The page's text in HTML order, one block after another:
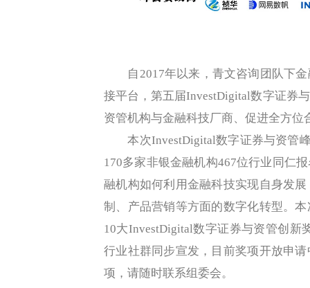
自2017年以来，青文咨询团队下金
接平台，第五届InvestDigital数字证券
资管机构与金融科技厂商、促进全方位
本次InvestDigital数字证券与资管峰
170多家非银金融机构467位行业同仁
融机构如何利用金融科技实现自身发
制、产品营销等方面的数字化转型。
10大InvestDigital数字证券与资管创新
行业社群同步宣发，目前奖项开放申
项，请随时联系组委会。